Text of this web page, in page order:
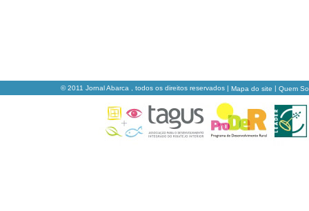
© 2011 Jornal Abarca , todos os direitos reservados | Mapa do site | Quem